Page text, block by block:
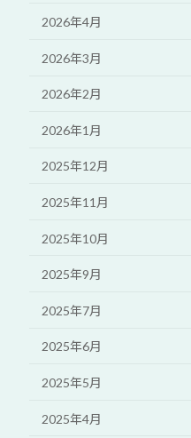
2026年4月
2026年3月
2026年2月
2026年1月
2025年12月
2025年11月
2025年10月
2025年9月
2025年7月
2025年6月
2025年5月
2025年4月